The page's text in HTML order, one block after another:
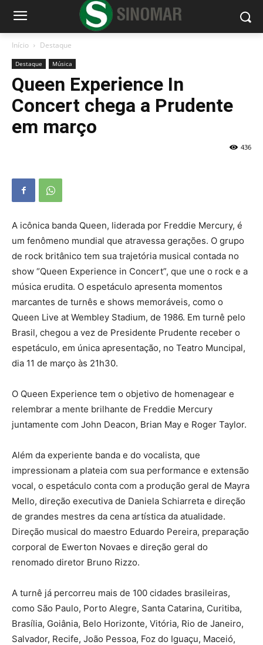
Início Destaque
Destaque Música
Queen Experience In
Concert chega a Prudente
em março
436
A icônica banda Queen, liderada por Freddie Mercury, é
um fenômeno mundial que atravessa gerações. O grupo
de rock britânico tem sua trajetória musical contada no
show “Queen Experience in Concert”, que une o rock e a
música erudita. O espetáculo apresenta momentos
marcantes de turnês e shows memoráveis, como o
Queen Live at Wembley Stadium, de 1986. Em turnê pelo
Brasil, chegou a vez de Presidente Prudente receber o
espetáculo, em única apresentação, no Teatro Muncipal,
dia 11 de março às 21h30.
O Queen Experience tem o objetivo de homenagear e
relembrar a mente brilhante de Freddie Mercury
juntamente com John Deacon, Brian May e Roger Taylor.
Além da experiente banda e do vocalista, que
impressionam a plateia com sua performance e extensão
vocal, o espetáculo conta com a produção geral de Mayra
Mello, direção executiva de Daniela Schiarreta e direção
de grandes mestres da cena artística da atualidade.
Direção musical do maestro Eduardo Pereira, preparação
corporal de Ewerton Novaes e direção geral do
renomado diretor Bruno Rizzo.
A turnê já percorreu mais de 100 cidades brasileiras,
como São Paulo, Porto Alegre, Santa Catarina, Curitiba,
Brasília, Goiânia, Belo Horizonte, Vitória, Rio de Janeiro,
Salvador, Recife, João Pessoa, Foz do Iguaçu, Maceió,